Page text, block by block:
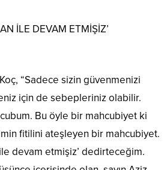
İLE DEVAM ETMİŞİZ’
“Sadece sizin güvenmenizi
için de sebepleriniz olabilir.
Bu öyle bir mahcubiyet ki
fitilini ateşleyen bir mahcubiyet.
devam etmişiz’ dedirteceğim.